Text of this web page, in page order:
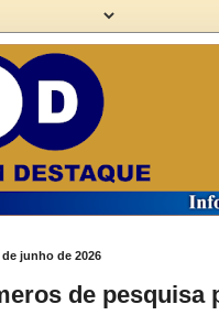
junho de 2026
de pesquisa